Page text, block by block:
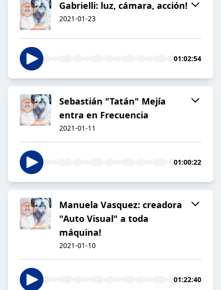
Gabrielli: luz, cámara, acción!
2021-01-23
01:02:54
Sebastián "Tatán" Mejía
entra en Frecuencia
2021-01-11
01:00:22
Manuela Vasquez: creadora
"Auto Visual" a toda
máquina!
2021-01-10
01:22:40